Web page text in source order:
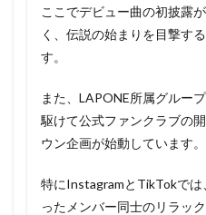
ここでデビュー曲の初披露
く、伝説の始まりを目撃す
す。
また、LAPONE所属グルー
駆けて公式ファンクラブの
ウン企画が始動しています。
特にInstagramとTikTokで
ったメンバー同士のリラッ